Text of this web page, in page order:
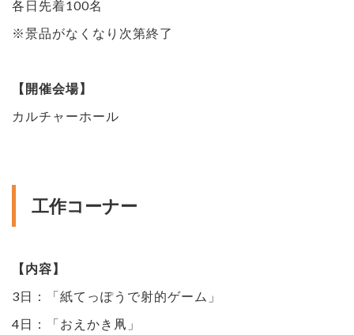
各日先着100名
※景品がなくなり次第終了
【開催会場】
カルチャーホール
工作コーナー
【内容】
3日：「紙てっぽうで射的ゲーム」
4日：「おえかき凧」